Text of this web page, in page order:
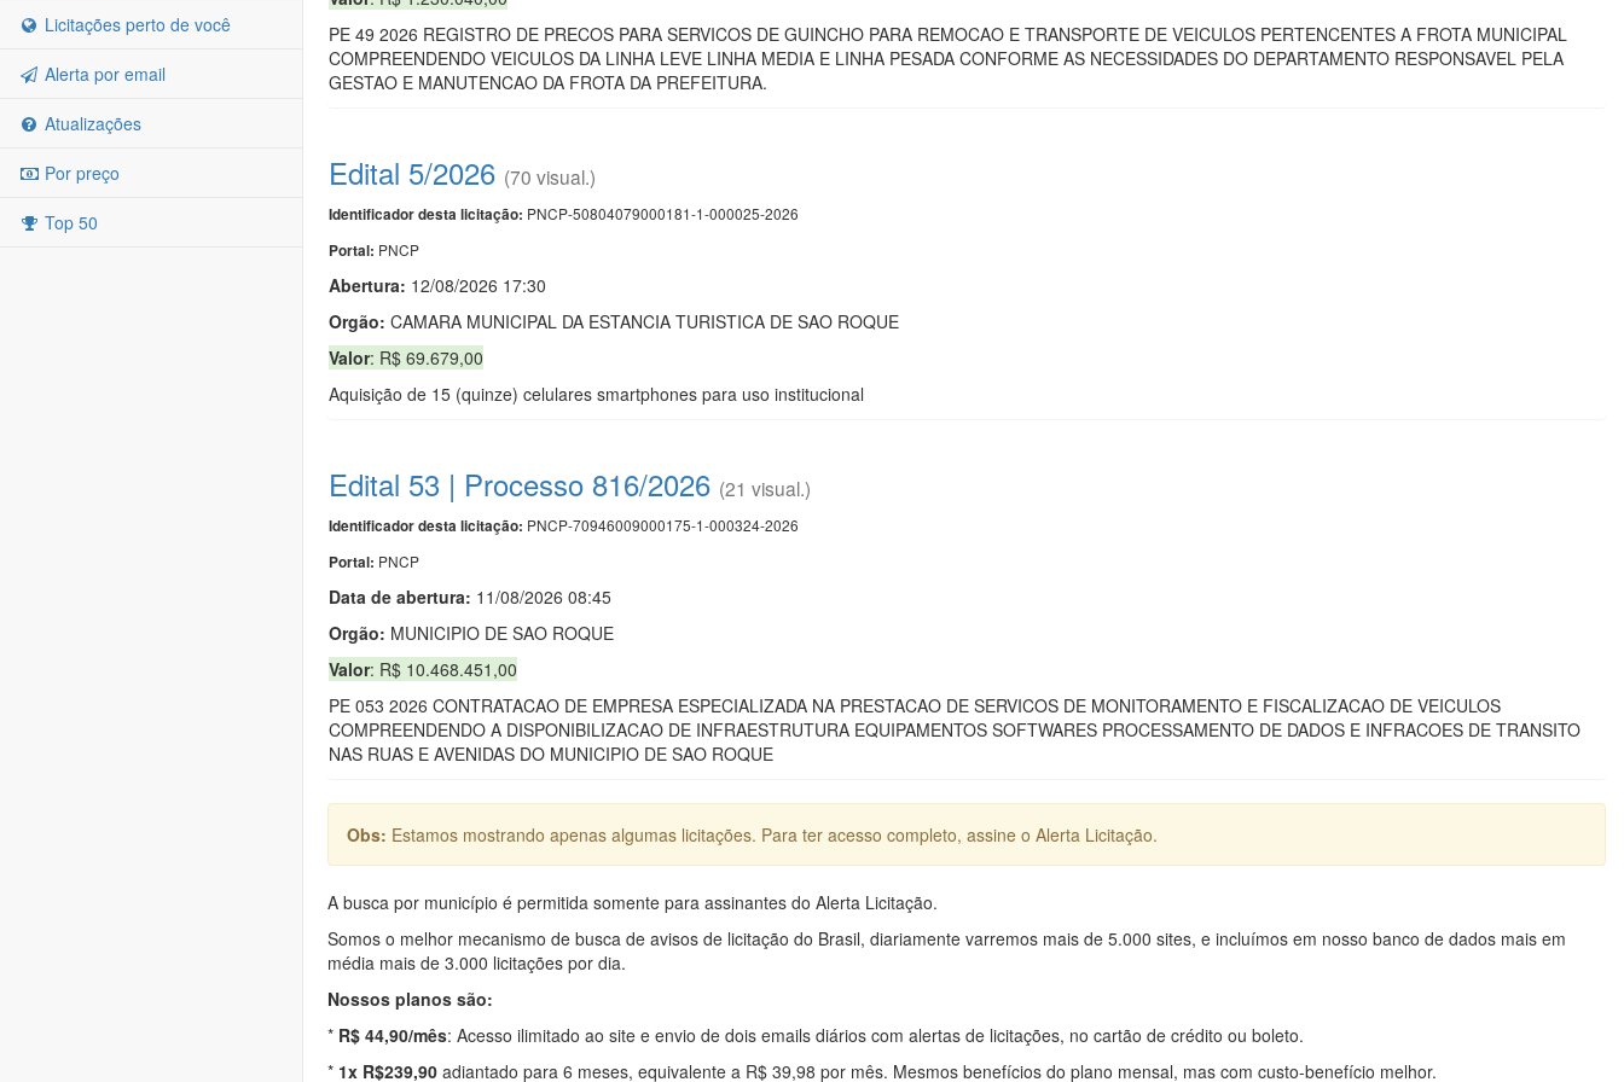
Licitações perto de você
Alerta por email
Atualizações
Por preço
Top 50
PE 49 2026 REGISTRO DE PRECOS PARA SERVICOS DE GUINCHO PARA REMOCAO E TRANSPORTE DE VEICULOS PERTENCENTES A FROTA MUNICIPAL
COMPREENDENDO VEICULOS DA LINHA LEVE LINHA MEDIA E LINHA PESADA CONFORME AS NECESSIDADES DO DEPARTAMENTO RESPONSAVEL PELA
GESTAO E MANUTENCAO DA FROTA DA PREFEITURA.
Edital 5/2026 (70 visual.)
Identificador desta licitação: PNCP-50804079000181-1-000025-2026
Portal: PNCP
Abertura: 12/08/2026 17:30
Orgão: CAMARA MUNICIPAL DA ESTANCIA TURISTICA DE SAO ROQUE
Valor: R$ 69.679,00
Aquisição de 15 (quinze) celulares smartphones para uso institucional
Edital 53 | Processo 816/2026 (21 visual.)
Identificador desta licitação: PNCP-70946009000175-1-000324-2026
Portal: PNCP
Data de abertura: 11/08/2026 08:45
Orgão: MUNICIPIO DE SAO ROQUE
Valor: R$ 10.468.451,00
PE 053 2026 CONTRATACAO DE EMPRESA ESPECIALIZADA NA PRESTACAO DE SERVICOS DE MONITORAMENTO E FISCALIZACAO DE VEICULOS
COMPREENDENDO A DISPONIBILIZACAO DE INFRAESTRUTURA EQUIPAMENTOS SOFTWARES PROCESSAMENTO DE DADOS E INFRACOES DE TRANSITO
NAS RUAS E AVENIDAS DO MUNICIPIO DE SAO ROQUE
Obs: Estamos mostrando apenas algumas licitações. Para ter acesso completo, assine o Alerta Licitação.
A busca por município é permitida somente para assinantes do Alerta Licitação.
Somos o melhor mecanismo de busca de avisos de licitação do Brasil, diariamente varremos mais de 5.000 sites, e incluímos em nosso banco de dados mais em
média mais de 3.000 licitações por dia.
Nossos planos são:
* R$ 44,90/mês: Acesso ilimitado ao site e envio de dois emails diários com alertas de licitações, no cartão de crédito ou boleto.
* 1x R$239,90 adiantado para 6 meses, equivalente a R$ 39,98 por mês. Mesmos benefícios do plano mensal, mas com custo-benefício melhor.